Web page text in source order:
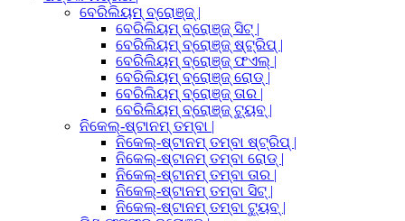
ବେରିଲିୟମ୍ ବ୍ରୋଞ୍ଜ୍ |
ବେରିଲିୟମ୍ ବ୍ରୋଞ୍ଜ୍ ସିଟ୍ |
ବେରିଲିୟମ୍ ବ୍ରୋଞ୍ଜ୍ ଷ୍ଟ୍ରିପ୍ |
ବେରିଲିୟମ୍ ବ୍ରୋଞ୍ଜ୍ ଫଏଲ୍ |
ବେରିଲିୟମ୍ ବ୍ରୋଞ୍ଜ୍ ରୋଡ୍ |
ବେରିଲିୟମ୍ ବ୍ରୋଞ୍ଜ୍ ତାର |
ବେରିଲିୟମ୍ ବ୍ରୋଞ୍ଜ୍ ଟ୍ୟୁବ୍ |
ନିକେଲ୍-ଷ୍ଟାନମ୍ ତମ୍ବା |
ନିକେଲ୍-ଷ୍ଟାନମ୍ ତମ୍ବା ଷ୍ଟ୍ରିପ୍ |
ନିକେଲ୍-ଷ୍ଟାନମ୍ ତମ୍ବା ରୋଡ୍ |
ନିକେଲ୍-ଷ୍ଟାନମ୍ ତମ୍ବା ତାର |
ନିକେଲ୍-ଷ୍ଟାନମ୍ ତମ୍ବା ସିଟ୍ |
ନିକେଲ୍-ଷ୍ଟାନମ୍ ତମ୍ବା ଟ୍ୟୁବ୍ |